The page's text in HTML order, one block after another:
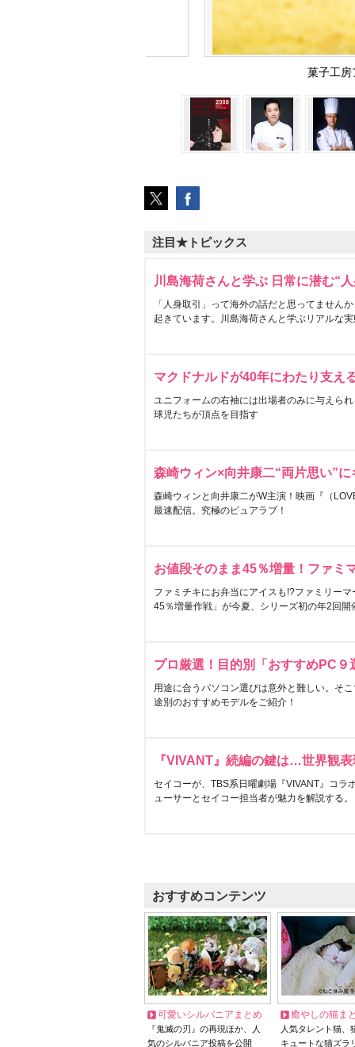
菓子工
注目★トピックス
川島海荷さんと学ぶ 日常に潜む“
「人身取引」って海外の話だと思ってません
起きています。川島海荷さんと学ぶリアルな
マクドナルドが40年にわたり支え
ユニフォームの右袖には出場者のみに与えら
球児たちが頂点を目指す
森崎ウィン×向井康二“両片思い”
森崎ウィンと向井康二がW主演！映画『（
最速配信。究極のピュアラブ！
お値段そのまま45％増量！ファミ
ファミチキにお弁当にアイスも!?ファミリー
45％増量作戦」が今夏、シリーズ初の年2回開
プロ厳選！目的別「おすすめPC９
用途に合うパソコン選びは意外と難しい。そ
途別のおすすめモデルをご紹介！
『VIVANT』続編の鍵は…世界観
セイコーが、TBS系日曜劇場『VIVANT』コラ
ューサーとセイコー担当者が魅力を解説する。
おすすめコンテンツ
可愛いシルバニアまとめ
『鬼滅の刃』の再現ほか、人
気のシルバニア投稿を公開
癒やしの猫ま
人気タレント猫
キュートな猫ズラ